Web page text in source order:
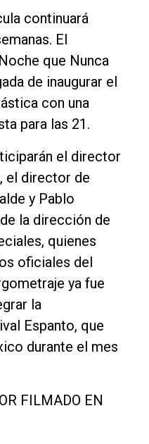
continuará
El
que Nunca
de inaugurar el
con una
para las 21.
el director
el director de
y Pablo
la dirección de
quienes
oficiales del
ya fue
la
Espanto, que
durante el mes
FILMADO EN